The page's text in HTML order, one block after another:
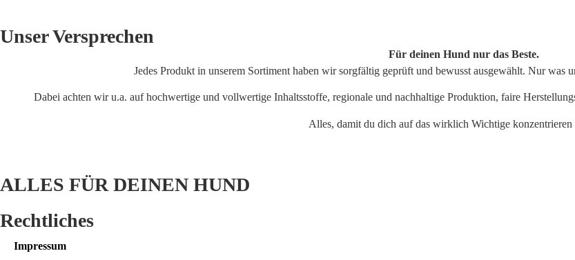
Unser Versprechen
Für deinen Hund nur das Beste.
Jedes Produkt in unserem Sortiment haben wir sorgfältig geprüft und bewusst ausgewählt. Nur was
Dabei achten wir u.a. auf hochwertige und vollwertige Inhaltsstoffe, regionale und nachhaltige Produktion, faire
Alles, damit du dich auf das wirklich Wichtige konzentrieren
ALLES FÜR DEINEN HUND
Rechtliches
Impressum